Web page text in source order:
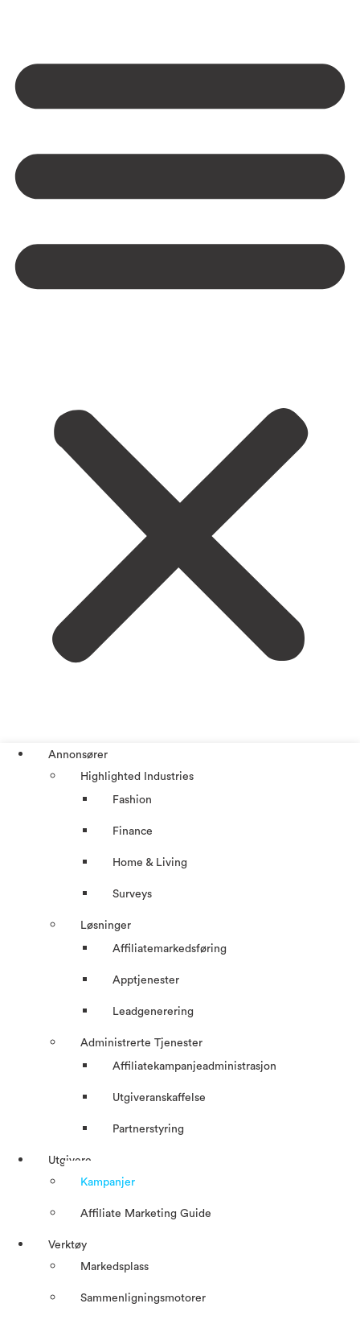
Annonsører
Highlighted Industries
Fashion
Finance
Home & Living
Surveys
Løsninger
Affiliatemarkedsføring
Apptjenester
Leadgenerering
Administrerte Tjenester
Affiliatekampanjeadministrasjon
Utgiveranskaffelse
Partnerstyring
Utgivere
Kampanjer
Affiliate Marketing Guide
Verktøy
Markedsplass
Sammenligningsmotorer